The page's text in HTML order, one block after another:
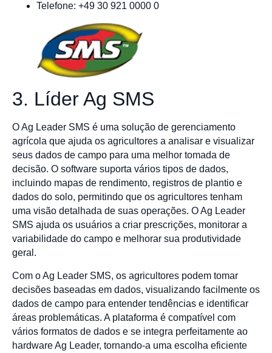
Telefone: +49 30 921 0000 0
3. Líder Ag SMS
O Ag Leader SMS é uma solução de gerenciamento
agrícola que ajuda os agricultores a analisar e visualizar
seus dados de campo para uma melhor tomada de
decisão. O software suporta vários tipos de dados,
incluindo mapas de rendimento, registros de plantio e
dados do solo, permitindo que os agricultores tenham
uma visão detalhada de suas operações. O Ag Leader
SMS ajuda os usuários a criar prescrições, monitorar a
variabilidade do campo e melhorar sua produtividade
geral.
Com o Ag Leader SMS, os agricultores podem tomar
decisões baseadas em dados, visualizando facilmente os
dados de campo para entender tendências e identificar
áreas problemáticas. A plataforma é compatível com
vários formatos de dados e se integra perfeitamente ao
hardware Ag Leader, tornando-a uma escolha eficiente